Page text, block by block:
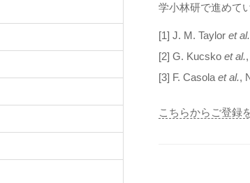
学⼩林研で進めて
[1] J. M. Taylor et al.
[2] G. Kucsko et al.
[3] F. Casola et al.,
こちらからご登録